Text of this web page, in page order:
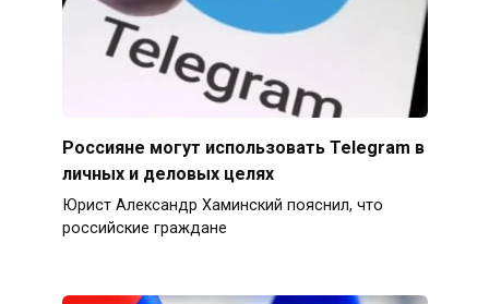
Россияне могут использовать Telegram в
личных и деловых целях
Юрист Александр Хаминский пояснил, что
российские граждане